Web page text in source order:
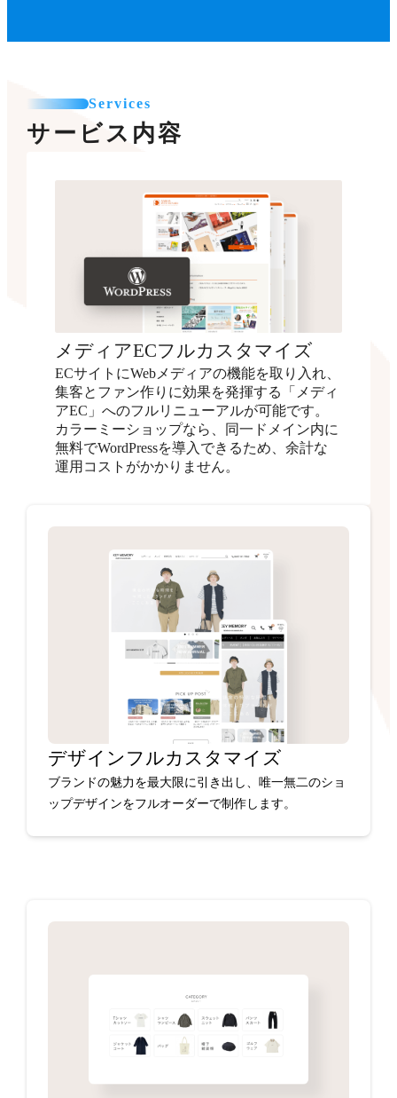
Services
サービス内容
メディアECフルカスタマイズ
ECサイトにWebメディアの機能を取り入れ、
集客とファン作りに効果を発揮する「メディ
アEC」へのフルリニューアルが可能です。
カラーミーショップなら、同一ドメイン内に
無料でWordPressを導入できるため、余計な
運用コストがかかりません。
デザインフルカスタマイズ
ブランドの魅力を最大限に引き出し、唯一無二のショ
ップデザインをフルオーダーで制作します。